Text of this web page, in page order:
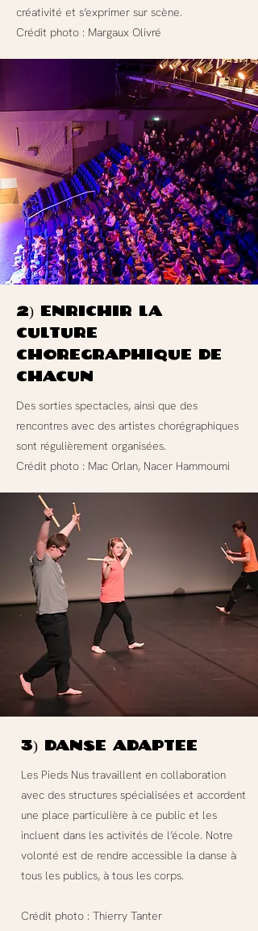
créativité et s’exprimer sur scène.
Crédit photo : Margaux Olivré
2) Enrichir la
culture
chorégraphique de
chacun
Des sorties spectacles, ainsi que des
rencontres avec des artistes chorégraphiques
sont régulièrement organisées.
Crédit photo : Mac Orlan, Nacer Hammoumi
Les Pieds Nus travaillent en collaboration
avec des structures spécialisées et accordent
une place particulière à ce public et les
incluent dans les activités de l’école. Notre
volonté est de rendre accessible la danse à
tous les publics, à tous les corps.
Crédit photo : Thierry Tanter
3) Danse adaptée